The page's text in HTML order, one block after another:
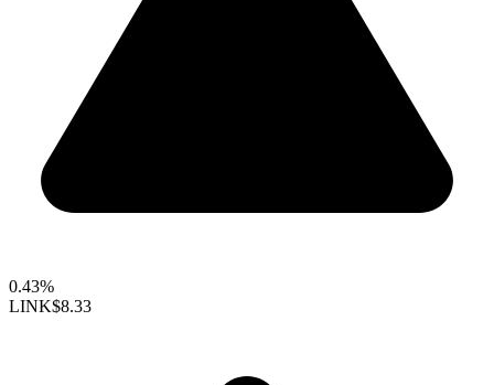
0.43%
LINK$8.33